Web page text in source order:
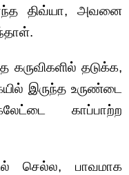
திவ்யா, அவனை
தடுக்க,
இருந்த உருண்டை
காப்பாற்ற
செல்ல, பாவமாக